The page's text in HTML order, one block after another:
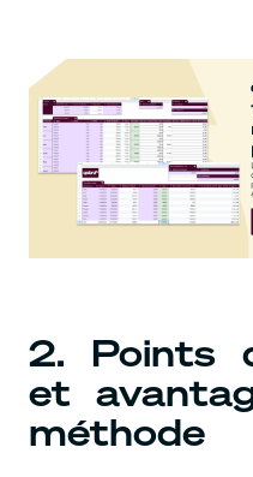
2. Points
et
méthode